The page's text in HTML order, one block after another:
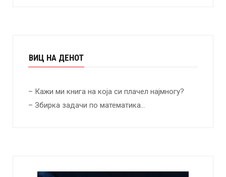
ВИЦ НА ДЕНОТ
– Кажи ми книга на која си плачел најмногу?
– Збирка задачи по математика…